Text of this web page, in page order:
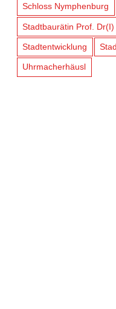
Schloss Nymphenburg
Stadtbaurätin Prof.
Stadtentwicklung
Uhrmacherhäusl